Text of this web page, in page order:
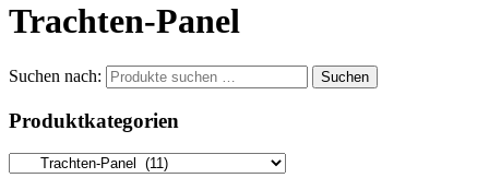
Trachten-Panel
Suchen nach: Suchen
Produktkategorien